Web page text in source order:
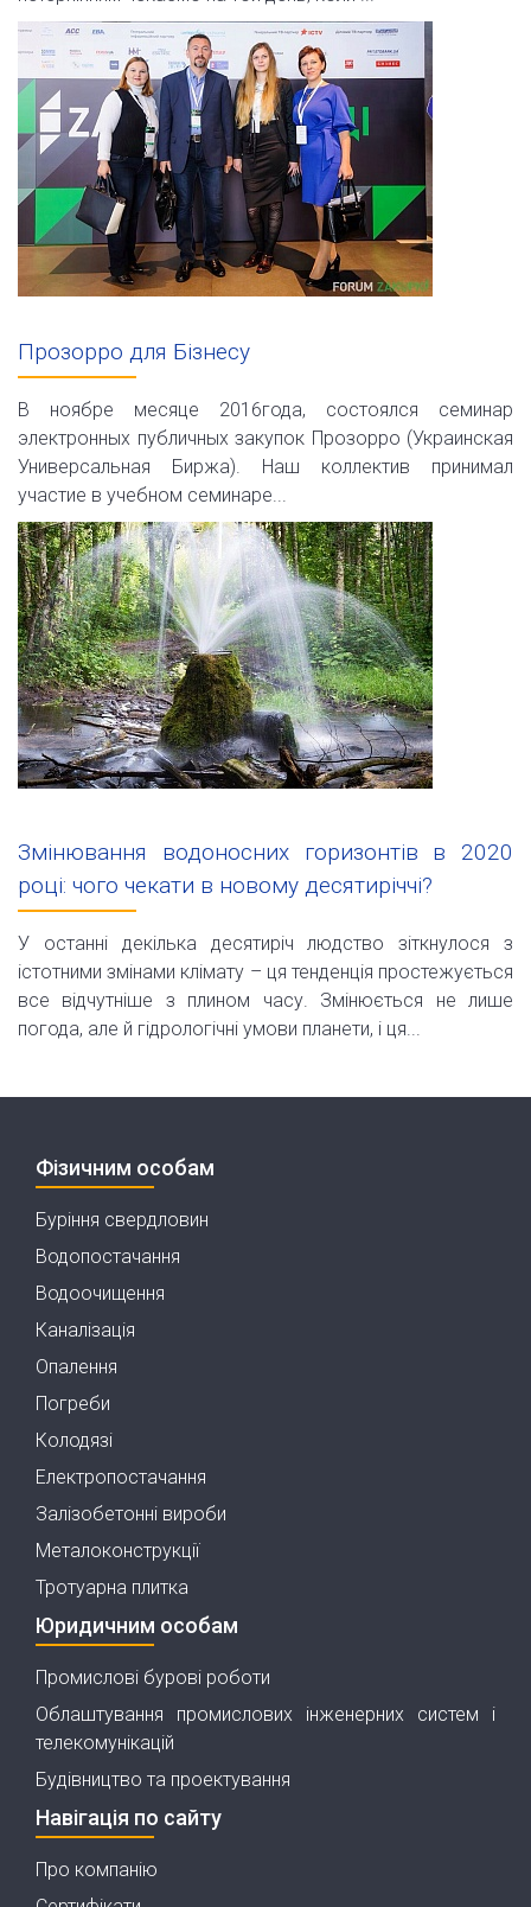
Прозорро для Бізнесу
В ноябре месяце 2016года, состоялся семинар
электронных публичных закупок Прозорро (Украинская
Универсальная Биржа). Наш коллектив принимал
участие в учебном семинаре...
Змінювання водоносних горизонтів в 2020
році: чого чекати в новому десятиріччі?
У останні декілька десятиріч людство зіткнулося з
істотними змінами клімату – ця тенденція простежується
все відчутніше з плином часу. Змінюється не лише
погода, але й гідрологічні умови планети, і ця...
Фізичним особам
Буріння свердловин
Водопостачання
Водоочищення
Каналізація
Опалення
Погреби
Колодязі
Електропостачання
Залізобетонні вироби
Металоконструкції
Тротуарна плитка
Юридичним особам
Промислові бурові роботи
Облаштування промислових інженерних систем і
телекомунікацій
Будівництво та проектування
Навігація по сайту
Про компанію